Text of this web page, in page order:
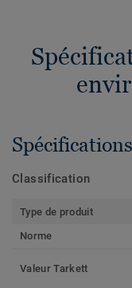
Classification
Type de produit
Norme
Valeur Tarkett